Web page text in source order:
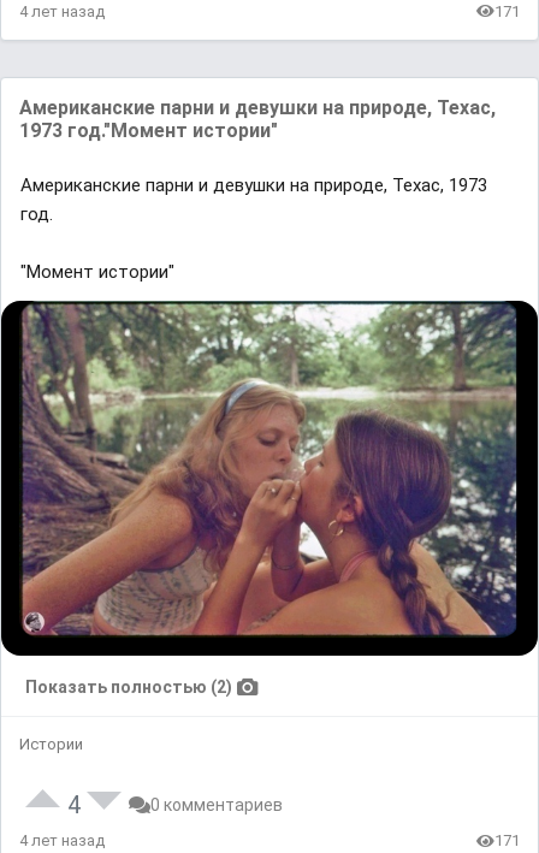
4 лет назад 171
Американские парни и девушки на природе, Техас,
1973 год."Момент истории"
Американские парни и девушки на природе, Техас, 1973
год.
"Момент истории"
Показать полностью (2)
Истории
4 0 комментариев
4 лет назад 171